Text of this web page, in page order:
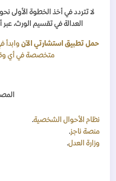
لا تتردد في أخذ الخطوة الأولى
العدالة في تقسيم الورث،
حمل تطبيق استشارتي الآن وابدأ
متخصصة في أي
نظام الأحوال الشخصية.
منصة ناجز.
وزارة العدل.